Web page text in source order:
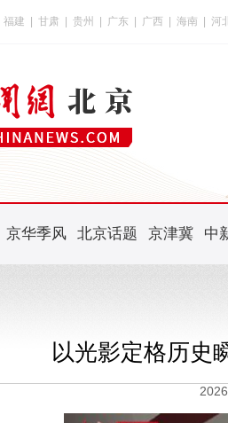
福建 甘肃 贵州 广东 广西 海南 河
京华季风 北京话题 京津冀 中
以光影定格历史